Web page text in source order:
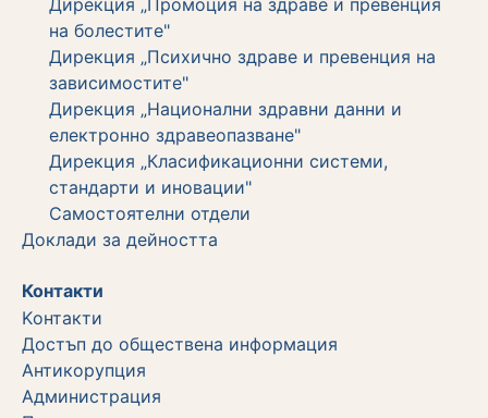
на болестите"
Дирекция „Психично здраве и превенция на
зависимостите"
Дирекция „Национални здравни данни и
електронно здравеопазване"
Дирекция „Класификационни системи,
стандарти и иновации"
Самостоятелни отдели
Дoклади за дейността
Контакти
Kонтакти
Достъп до обществена информация
Aнтикорупция
Администрация